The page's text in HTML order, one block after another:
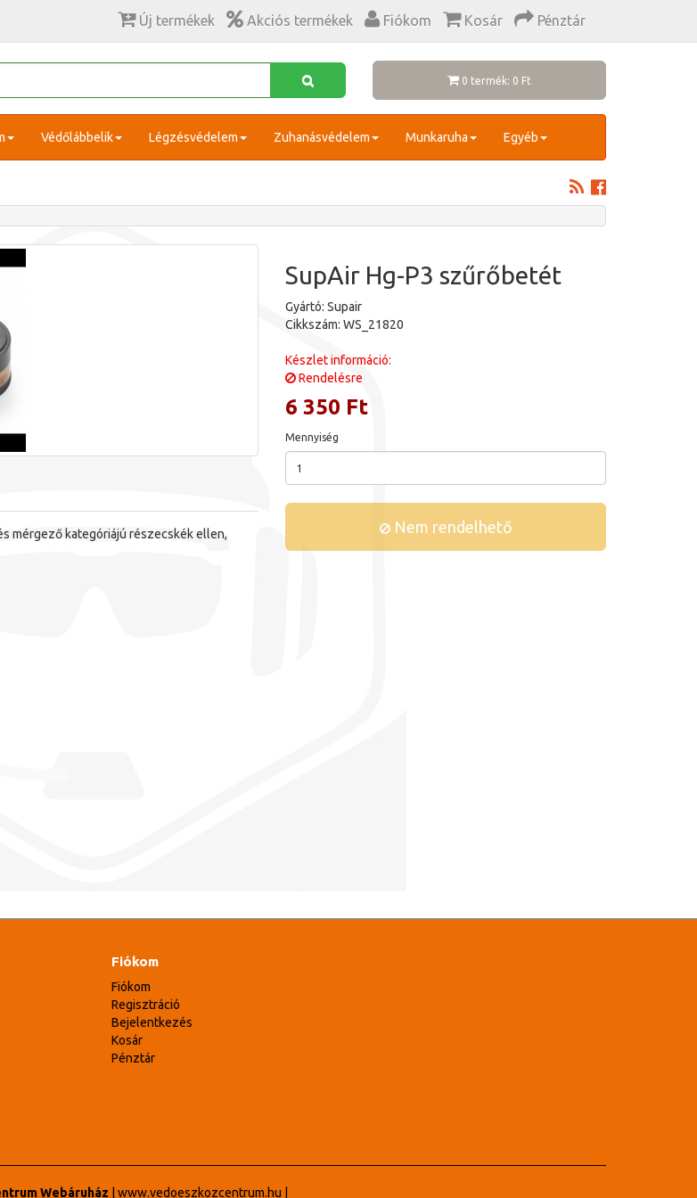
Új termékek Akciós termékek Fiókom Kosár Pénztár
0 termék: 0 Ft
Védőlábbelik Légzésvédelem Zuhanásvédelem Munkaruha Egyéb
mérgező kategóriájú részecskék ellen,
SupAir Hg-P3 szűrőbetét
Gyártó: Supair
Cikkszám: WS_21820
Készlet információ:
Rendelésre
6 350 Ft
Mennyiség
Nem rendelhető
Fiókom
Fiókom
Regisztráció
Bejelentkezés
Kosár
Pénztár
Webáruház www.vedoeszkozcentrum.hu